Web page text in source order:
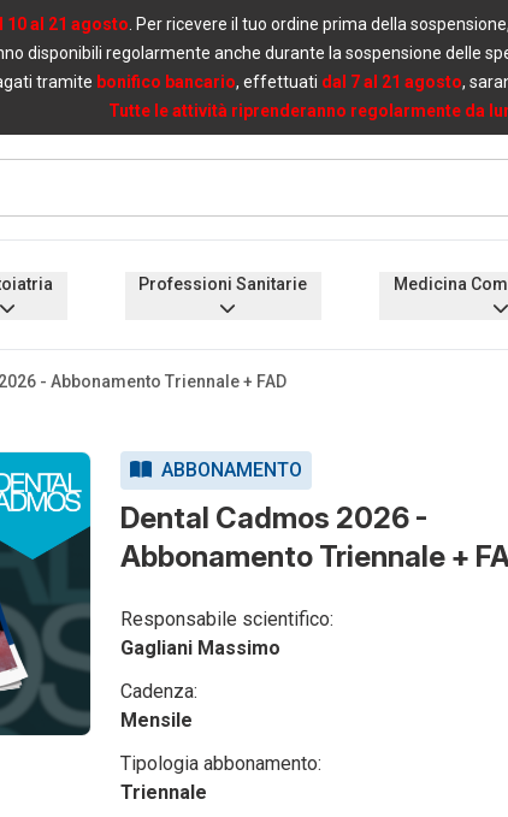
10 al 21 agosto . Per ricevere il tuo ordine prima della
disponibili regolarmente anche durante la sospensione delle
tramite bonifico bancario, effettuati dal 7 al 21 agosto,
Tutte le attività riprenderanno regolarmente da
- Abbonamento Triennale + FAD
ABBONAMENTO
Dental Cadmos 2026 -
Abbonamento Triennale +
Responsabile scientifico:
Gagliani Massimo
Cadenza:
Mensile
Tipologia abbonamento:
Triennale